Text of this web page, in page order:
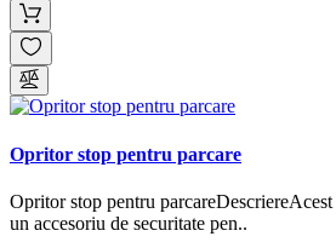
Opritor stop pentru parcare
Opritor stop pentru
un accesoriu de securitate pen..